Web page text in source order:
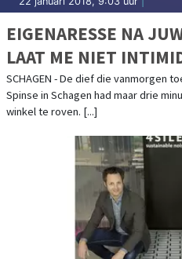
EIGENARESSE NA
LAAT ME NIET
IDIOOT"
SCHAGEN - De dief die vanmorgen
Spinse in Schagen had maar drie
winkel te roven. [...]